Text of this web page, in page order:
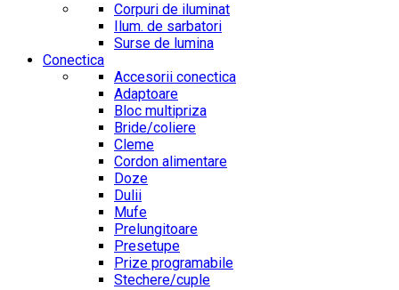
Corpuri de iluminat
Ilum. de sarbatori
Surse de lumina
Conectica
Accesorii conectica
Adaptoare
Bloc multipriza
Bride/coliere
Cleme
Cordon alimentare
Doze
Dulii
Mufe
Prelungitoare
Presetupe
Prize programabile
Stechere/cuple